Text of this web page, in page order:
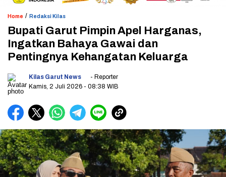
Home / Redaksi Kilas
Bupati Garut Pimpin Apel Harganas,
Ingatkan Bahaya Gawai dan
Pentingnya Kehangatan Keluarga
Kilas Garut News
- Reporter
Kamis, 2 Juli 2026 - 08:38 WIB